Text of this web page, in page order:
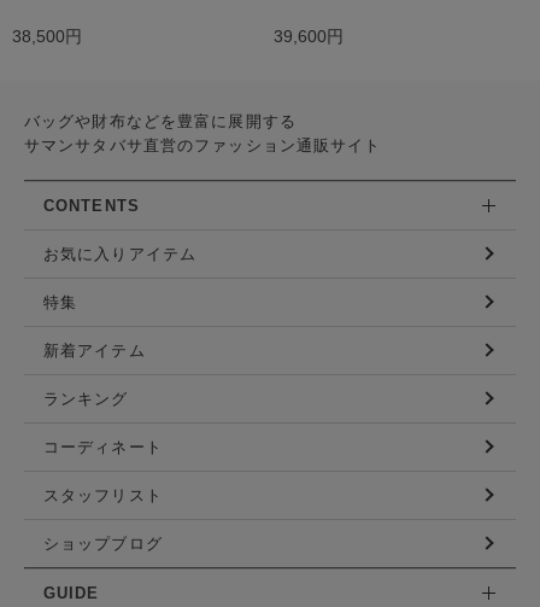
38,500円 39,600円
バッグや財布などを豊富に展開する
サマンサタバサ直営のファッション通販サイト
CONTENTS
お気に入りアイテム
特集
新着アイテム
ランキング
コーディネート
スタッフリスト
ショップブログ
GUIDE